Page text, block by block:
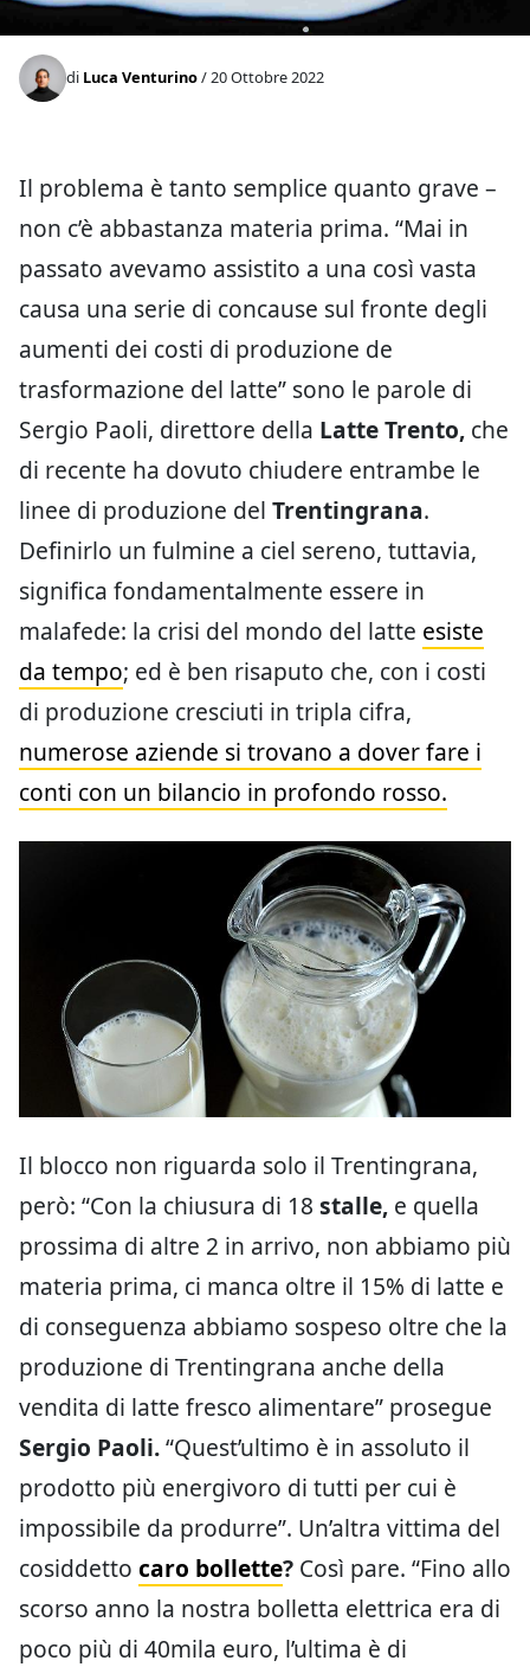
di Luca Venturino/ 20 Ottobre 2022
Il problema è tanto semplice quanto grave –
non c’è abbastanza materia prima. “Mai in
passato avevamo assistito a una così vasta
causa una serie di concause sul fronte degli
aumenti dei costi di produzione de
trasformazione del latte” sono le parole di
Sergio Paoli, direttore della Latte Trento, che
di recente ha dovuto chiudere entrambe le
linee di produzione del Trentingrana.
Definirlo un fulmine a ciel sereno, tuttavia,
significa fondamentalmente essere in
malafede: la crisi del mondo del latte esiste
da tempo; ed è ben risaputo che, con i costi
di produzione cresciuti in tripla cifra,
numerose aziende si trovano a dover fare i
conti con un bilancio in profondo rosso.
Il blocco non riguarda solo il Trentingrana,
però: “Con la chiusura di 18 stalle, e quella
prossima di altre 2 in arrivo, non abbiamo più
materia prima, ci manca oltre il 15% di latte e
di conseguenza abbiamo sospeso oltre che la
produzione di Trentingrana anche della
vendita di latte fresco alimentare” prosegue
Sergio Paoli.“Quest’ultimo è in assoluto il
prodotto più energivoro di tutti per cui è
impossibile da produrre”. Un’altra vittima del
cosiddetto caro bollette? Così pare. “Fino allo
scorso anno la nostra bolletta elettrica era di
poco più di 40mila euro, l’ultima è di